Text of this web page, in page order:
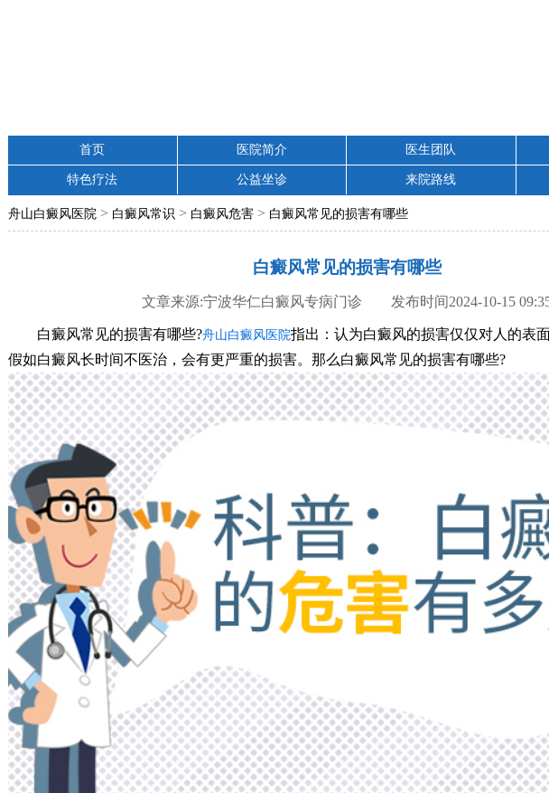
首页 医院简介 医生团队
特色疗法 公益坐诊 来院路线
舟山白癜风医院 > 白癜风常识 > 白癜风危害 > 白癜风常见的损害有哪些
白癜风常见的损害有哪些
文章来源:宁波华仁白癜风专病门诊 发布时间2024-10-15
白癜风常见的损害有哪些?舟山白癜风医院指出：认为白癜风的损害仅仅对人的表
假如白癜风长时间不医治，会有更严重的损害。那么白癜风常见的损害有哪些?